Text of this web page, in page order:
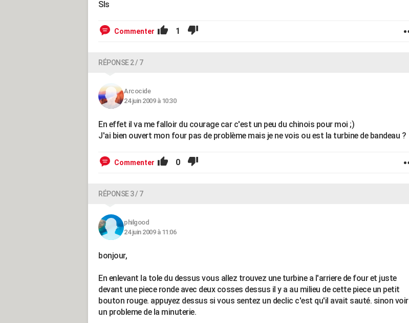
Sls
Commenter 1
RÉPONSE 2 / 7
Arcocide
24 juin 2009 à 10:30
En effet il va me falloir du courage car c'est un peu du chinois pour moi ;)
J'ai bien ouvert mon four pas de problème mais je ne vois ou est la turbine de bandeau ?
Commenter 0
RÉPONSE 3 / 7
philgood
24 juin 2009 à 11:06
bonjour,
En enlevant la tole du dessus vous allez trouvez une turbine a l'arriere de four et juste
devant une piece ronde avec deux cosses dessus il y a au milieu de cette piece un petit
bouton rouge. appuyez dessus si vous sentez un declic c'est qu'il avait sauté. sinon voir
un probleme de la minuterie.